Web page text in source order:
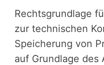
Rechtsgrundlage
zur technischen
Speicherung von
auf Grundlage